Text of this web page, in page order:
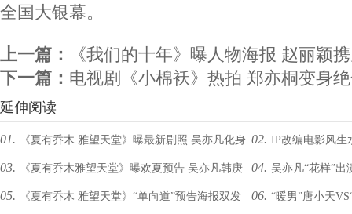
全国大银幕。
上一篇：
《我们的十年》曝人物海报 赵丽颖
下一篇： 电视剧《小棉袄》热拍 郑亦桐变身
延伸阅读
01. 《夏有乔木 雅望天堂》曝最新剧照 吴亦凡化身
忧郁暖男守护爱情
02. IP改编电影风生
期青春市场
03. 《夏有乔木雅望天堂》曝欢夏预告 吴亦凡韩庚
包贝尔演绎“不一样的青春”
04. 吴亦凡“花样”
首秀
05. 《夏有乔木 雅望天堂》“单向道”预告海报双发 06. “暖男”唐小天